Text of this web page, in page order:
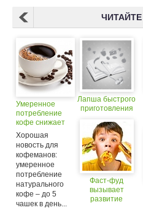
Умеренное
потребление
кофе снижает
риск опасных
заболеваний
Хорошая
новость для
кофеманов:
умеренное
потребление
натурального
кофе – до 5
чашек в день...
Лапша быстрого
приготовления
Фаст-фуд
вызывает
развитие